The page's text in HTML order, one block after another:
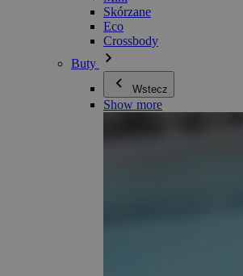
Skórzane
Eco
Crossbody
Buty
Wstecz
Show more